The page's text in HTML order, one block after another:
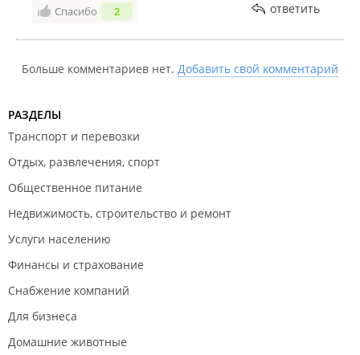
Спасибо 2 ответить
Больше комментариев нет. Добавить свой комментарий
РАЗДЕЛЫ
Транспорт и перевозки
Отдых, развлечения, спорт
Общественное питание
Недвижимость, строительство и ремонт
Услуги населению
Финансы и страхование
Снабжение компаний
Для бизнеса
Домашние животные